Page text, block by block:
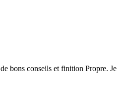
bons conseils et finition Propre. Je